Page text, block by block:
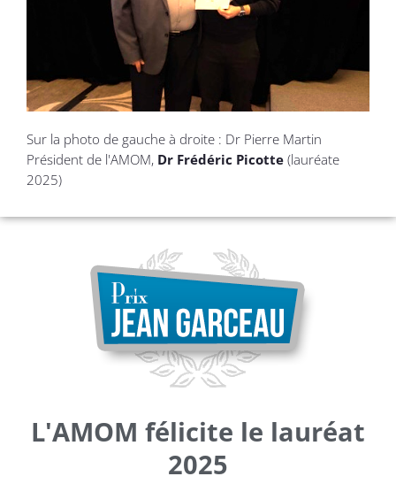
Sur la photo de gauche à droite : Dr Pierre Martin
Président de l'AMOM, Dr Frédéric Picotte (lauréate
2025)
L'AMOM félicite le lauréat
2025